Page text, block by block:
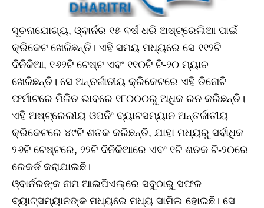
ସୂଚନାଯୋଗ୍ୟ, ଓ୍ବାର୍ନର ୧୫ ବର୍ଷ ଧରି ଅଷ୍ଟ୍ରେଲିଆ ପାଇଁ
କ୍ରିକେଟ ଖେଳିଛନ୍ତି। ଏହି ସମୟ ମଧ୍ୟରେ ସେ ୧୧୨ଟି
ଦିନିକିଆ, ୧୬୨ଟି ଟେଷ୍ଟ ଏବଂ ୧୧୦ଟି ଟି-୨୦ ମ୍ୟାଚ
ଖେଳିଛନ୍ତି। ସେ ଅନ୍ତର୍ଜାତୀୟ କ୍ରିକେଟରେ ଏହି ତିନୋଟି
ଫର୍ମାଟରେ ମିଳିତ ଭାବରେ ୧୮୦୦୦ରୁ ଅଧିକ ରନ କରିଛନ୍ତି।
ଏହି ଅଷ୍ଟ୍ରେଲୀୟ ଓପନିଂ ବ୍ୟାଟସମ୍ୟାନ ଅନ୍ତର୍ଜାତୀୟ
କ୍ରିକେଟରେ ୪୯ଟି ଶତକ କରିଛନ୍ତି, ଯାହା ମଧ୍ୟରୁ ସର୍ବାଧିକ
୨୬ଟି ଟେଷ୍ଟରେ, ୨୨ଟି ଦିନିକିଆରେ ଏବଂ ୧ଟି ଶତକ ଟି-୨୦ରେ
ରେକର୍ଡ କରାଯାଇଛି।
ଓ୍ବାର୍ନରଙ୍କ ନାମ ଆଇପିଏଲ୍‌ରେ ସବୁଠାରୁ ସଫଳ
ବ୍ୟାଟ୍ସମ୍ୟାନଙ୍କ ମଧ୍ୟରେ ମଧ୍ୟ ସାମିଲ ହୋଇଛି। ସେ